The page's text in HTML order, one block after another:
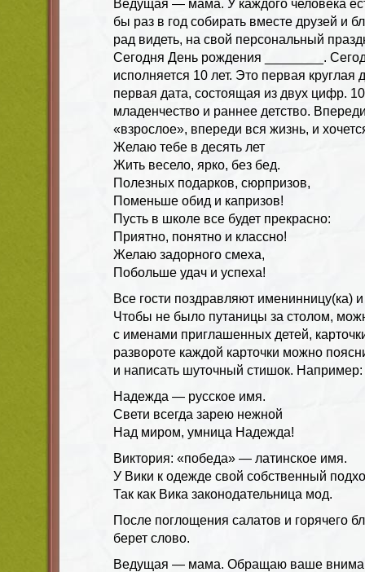
Ведущая — мама. У каждого человека
бы раз в год собирать вместе друзей и
рад видеть, на свой персональный
Сегодня День рождения ________.
исполняется 10 лет. Это первая круглая
первая дата, состоящая из двух цифр.
младенчество и раннее детство.
«взрослое», впереди вся жизнь, и
Желаю тебе в десять лет
Жить весело, ярко, без бед.
Полезных подарков, сюрпризов,
Поменьше обид и капризов!
Пусть в школе все будет прекрасно:
Приятно, понятно и классно!
Желаю задорного смеха,
Побольше удач и успеха!
Все гости поздравляют именинницу(ка)
Чтобы не было путаницы за столом,
с именами приглашенных детей,
развороте каждой карточки можно
и написать шуточный стишок. Например:
Надежда — русское имя.
Свети всегда зарею нежной
Над миром, умница Надежда!
Виктория: «победа» — латинское имя.
У Вики к одежде свой собственный
Так как Вика законодательница мод.
После поглощения салатов и горячего
берет слово.
Ведущая — мама. Обращаю ваше